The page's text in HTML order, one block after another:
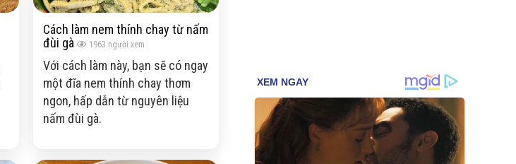
Cách làm nem thính chay từ nấm
đùi gà
1963 người xem
Với cách làm này, bạn sẽ có ngay
một đĩa nem thính chay thơm
ngon, hấp dẫn từ nguyên liệu
nấm đùi gà.